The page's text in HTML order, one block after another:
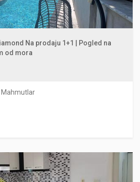
Na prodaju 1+1 | Pogled na
od mora
Mahmutlar